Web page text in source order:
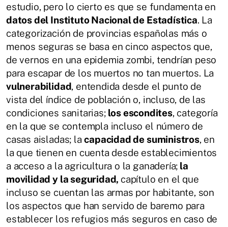
estudio, pero lo cierto es que se fundamenta en
datos del Instituto Nacional de Estadística. La
categorización de provincias españolas más o
menos seguras se basa en cinco aspectos que,
de vernos en una epidemia zombi, tendrían peso
para escapar de los muertos no tan muertos. La
vulnerabilidad, entendida desde el punto de
vista del índice de población o, incluso, de las
condiciones sanitarias; los escondites, categoría
en la que se contempla incluso el número de
casas aisladas; lacapacidad de suministros, en
la que tienen en cuenta desde establecimientos
a acceso a la agricultura o la ganadería; la
movilidad y la seguridad, capítulo en el que
incluso se cuentan las armas por habitante, son
los aspectos que han servido de baremo para
establecer los refugios más seguros en caso de